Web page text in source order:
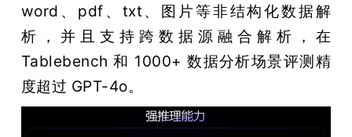
word、pdf、txt、图片等非结构化数据解
析，并且支持跨数据源融合解析，在
Tablebench 和 1000+ 数据分析场景评测精
度超过 GPT-4o。